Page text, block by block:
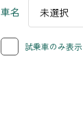
車名 未選択
試乗車のみ表示